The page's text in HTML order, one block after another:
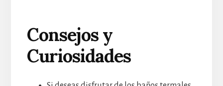
Consejos y
Curiosidades